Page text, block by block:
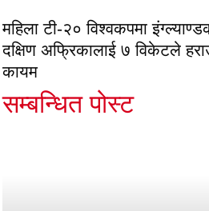
महिला टी-२० विश्वकपमा
दक्षिण अफ्रिकालाई ७ विकेटले
कायम
सम्बन्धित पोस्ट